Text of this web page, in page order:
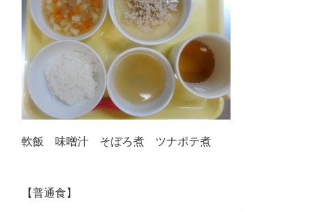
軟飯 味噌汁 そぼろ煮 ツナポテ煮
【普通食】